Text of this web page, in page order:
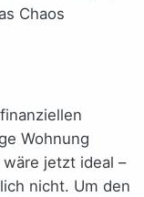
Chaos
Wohnung
jetzt ideal –
nicht. Um den